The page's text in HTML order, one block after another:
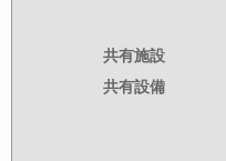
共有施設
共有設備